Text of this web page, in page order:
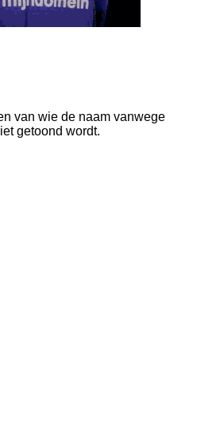
van wie de naam vanwege
getoond wordt.